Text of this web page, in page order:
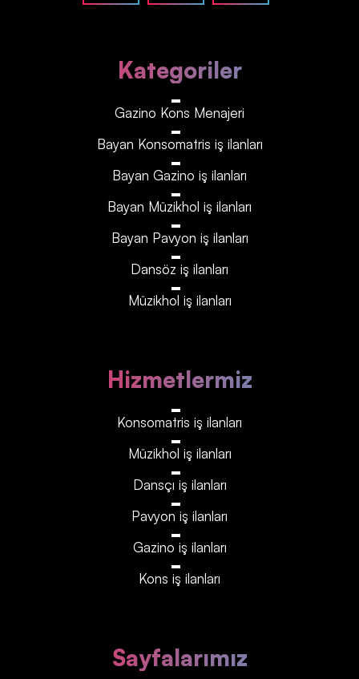
Kategoriler
Gazino Kons Menajeri
Bayan Konsomatris iş ilanları
Bayan Gazino iş ilanları
Bayan Müzikhol iş ilanları
Bayan Pavyon iş ilanları
Dansöz iş ilanları
Müzikhol iş ilanları
Hizmetlermiz
Konsomatris iş ilanları
Müzikhol iş ilanları
Dansçı iş ilanları
Pavyon iş ilanları
Gazino iş ilanları
Kons iş ilanları
Sayfalarımız